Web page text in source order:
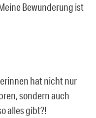
Bewunderung ist
hat nicht nur
sondern auch
alles gibt?!